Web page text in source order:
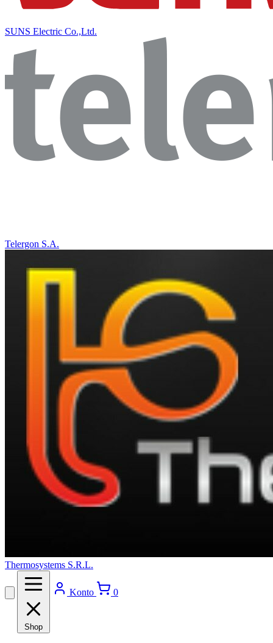
SUNS Electric Co.,Ltd.
Telergon S.A.
Thermosystems S.R.L.
Shop
Konto 0